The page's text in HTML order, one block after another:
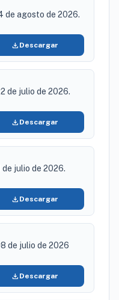
de agosto de 2026.
download Descargar
de julio de 2026.
download Descargar
de julio de 2026.
download Descargar
de julio de 2026
download Descargar